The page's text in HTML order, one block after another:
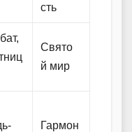
сть
Свято
й мир
Гармон